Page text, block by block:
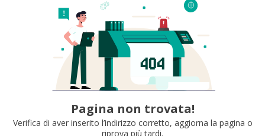
Pagina non trovata!
Verifica di aver inserito l’indirizzo corretto, aggiorna la pagina o
riprova più tardi.